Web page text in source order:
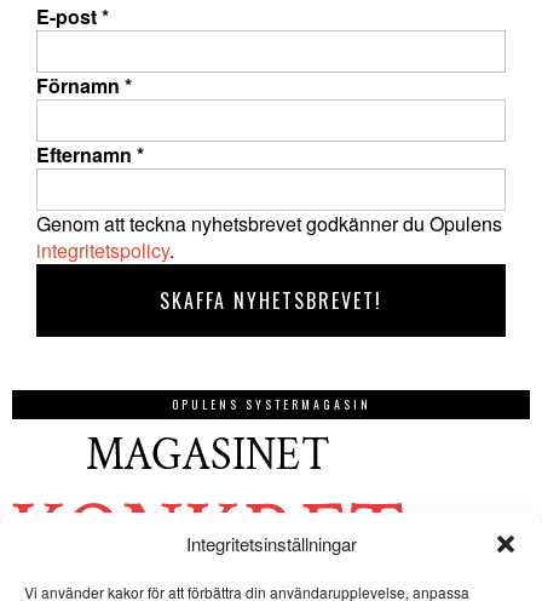
Integritetsinställningar
Vi använder kakor för att förbättra din användarupplevelse, anpassa
E-post*
Förnamn *
Efternamn *
Genom att teckna nyhetsbrevet godkänner du Opulens
integritetspolicy.
OPULENS SYSTERMAGASIN